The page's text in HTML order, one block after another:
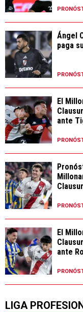
Ángel
paga
El
ante
El
ante
LIGA